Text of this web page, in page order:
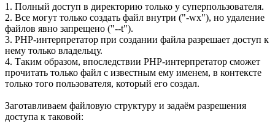
1. Полный доступ в директорию только у суперпользователя.
2. Все могут только создать файл внутри ("-wx"), но удаление
файлов явно запрещено ("--t").
3. PHP-интерпретатор при создании файла разрешает доступ к
нему только владельцу.
4. Таким образом, впоследствии PHP-интерпретатор сможет
прочитать только файл с известным ему именем, в контексте
только того пользователя, который его создал.
Заготавливаем файловую структуру и задаём разрешения
доступа к таковой: